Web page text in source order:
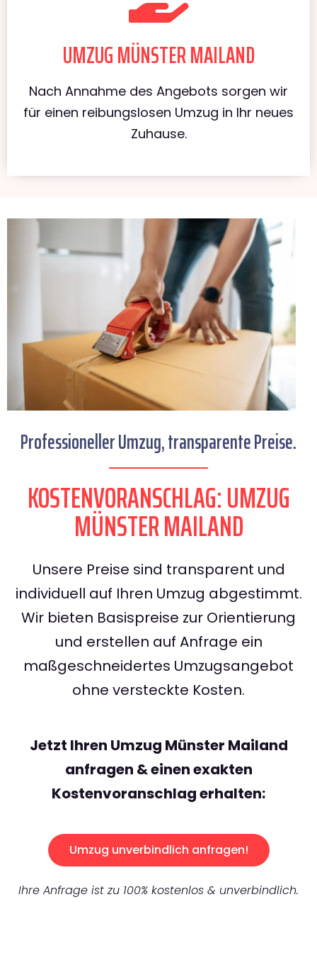
UMZUG MÜNSTER MAILAND
Nach Annahme des Angebots sorgen wir
für einen reibungslosen Umzug in Ihr neues
Zuhause.
Professioneller Umzug, transparente Preise.
KOSTENVORANSCHLAG: UMZUG
MÜNSTER MAILAND
Unsere Preise sind transparent und
individuell auf Ihren Umzug abgestimmt.
Wir bieten Basispreise zur Orientierung
und erstellen auf Anfrage ein
maßgeschneidertes Umzugsangebot
ohne versteckte Kosten.
Jetzt Ihren Umzug Münster Mailand
anfragen & einen exakten
Kostenvoranschlag erhalten:
Umzug unverbindlich anfragen!
Ihre Anfrage ist zu 100% kostenlos & unverbindlich.